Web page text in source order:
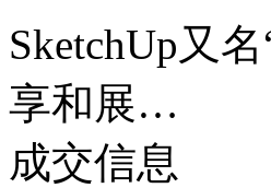
SketchUp又
享和展…
成交信息